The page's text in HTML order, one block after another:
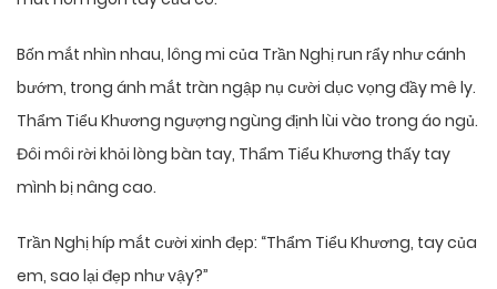
Bốn mắt nhìn nhau, lông mi của Trần Nghị run rẩy như cánh
bướm, trong ánh mắt tràn ngập nụ cười dục vọng đầy mê ly.
Thẩm Tiểu Khương ngượng ngùng định lùi vào trong áo ngủ.
Đôi môi rời khỏi lòng bàn tay, Thẩm Tiểu Khương thấy tay
mình bị nâng cao.
Trần Nghị híp mắt cười xinh đẹp: “Thẩm Tiểu Khương, tay của
em, sao lại đẹp như vậy?”